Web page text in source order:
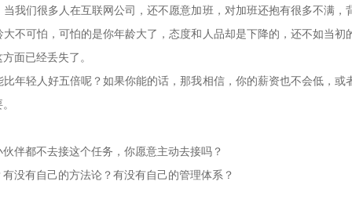
们很多人在互联网公司，还不愿意加班，对加班还抱有很多不满，
不可怕，可怕的是你年龄大了，态度和人品却是下降的，还不如当初
面已经丢失了。
轻人好五倍呢？如果你能的话，那我相信，你的薪资也不会低，或
都不去接这个任务，你愿意主动去接吗？
有自己的方法论？有没有自己的管理体系？